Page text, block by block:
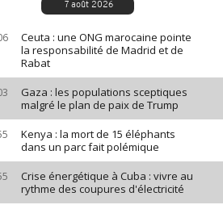
7 août 2026
Ceuta : une ONG marocaine pointe
la responsabilité de Madrid et de
Rabat
Gaza : les populations sceptiques
malgré le plan de paix de Trump
Kenya : la mort de 15 éléphants
dans un parc fait polémique
Crise énergétique à Cuba : vivre au
rythme des coupures d'électricité